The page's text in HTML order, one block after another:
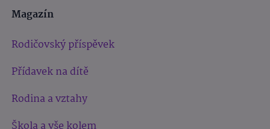
Magazín
Rodičovský příspěvek
Přídavek na dítě
Rodina a vztahy